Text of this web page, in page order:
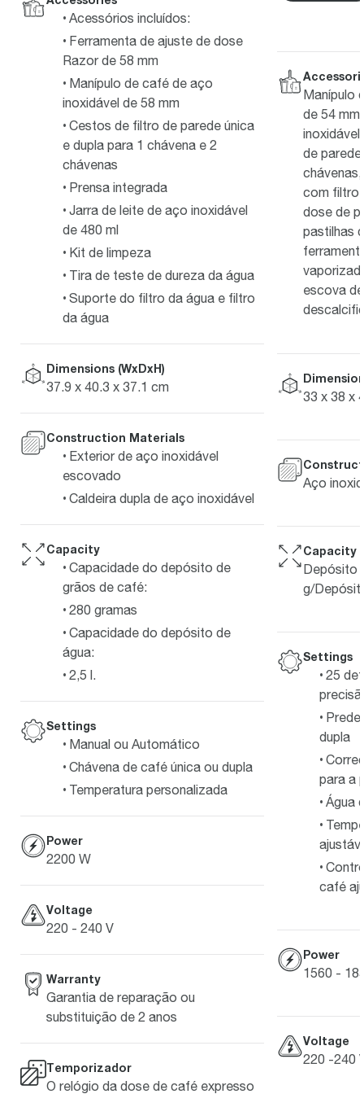
Acessórios incluídos:
Ferramenta de ajuste de dose
Razor de 58 mm
Manípulo de café de aço
inoxidável de 58 mm
Cestos de filtro de parede única
e dupla para 1 chávena e 2
chávenas
Prensa integrada
Jarra de leite de aço inoxidável
de 480 ml
Kit de limpeza
Tira de teste de dureza da água
Suporte do filtro da água e filtro
da água
Dimensions (WxDxH)
37.9 x 40.3 x 37.1 cm
Construction Materials
Exterior de aço inoxidável
escovado
Caldeira dupla de aço inoxidável
Capacity
Capacidade do depósito de
grãos de café:
280 gramas
Capacidade do depósito de
água:
2,5 l.
Settings
Manual ou Automático
Chávena de café única ou dupla
Temperatura personalizada
Power
2200 W
Voltage
220 - 240 V
Warranty
Garantia de reparação ou
substituição de 2 anos
Temporizador
O relógio da dose de café expresso
Manípulo
de 54
de parede
com filtro,
dose de
pastilhas
escova
33 x 38 x
Aço
Capacity
Depósito
g/
Settings
25
dupla
para a
Água
café
Power
1560 -
Voltage
220 -240